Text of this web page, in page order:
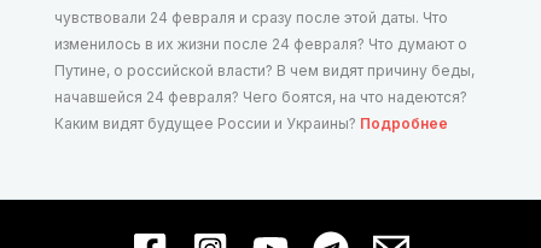
чувствовали 24 февраля и сразу после этой даты. Что
изменилось в их жизни после 24 февраля? Что думают о
Путине, о российской власти? В чем видят причину беды,
начавшейся 24 февраля? Чего боятся, на что надеются?
Каким видят будущее России и Украины? Подробнее